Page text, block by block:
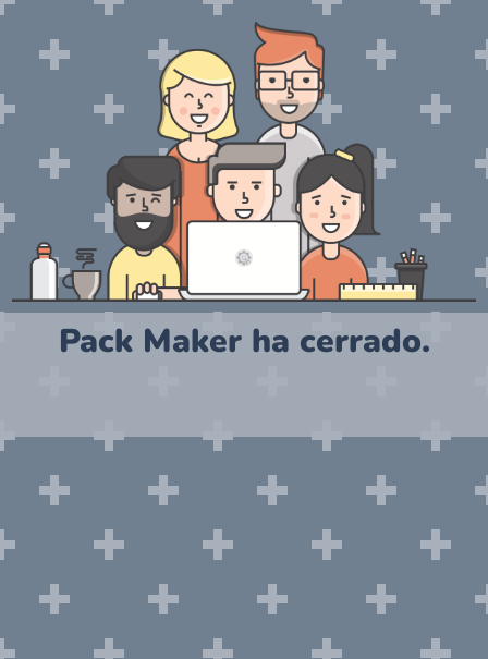
Pack Maker ha cerrado.